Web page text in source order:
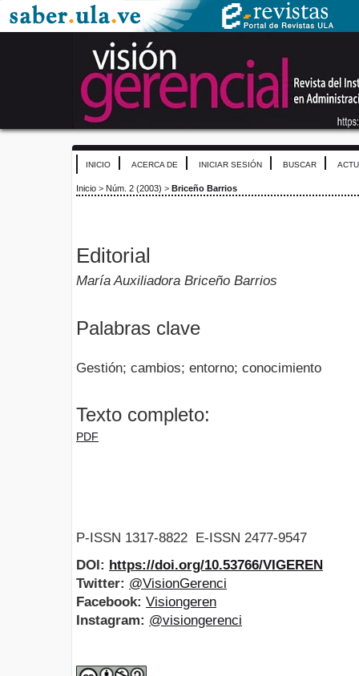
INICIO ACERCA DE INICIAR SESIÓN BUSCAR
Inicio > Núm. 2 (2003) > Briceño Barrios
Editorial
María Auxiliadora Briceño Barrios
Palabras clave
Gestión; cambios; entorno; conocimiento
Texto completo:
PDF
P-ISSN 1317-8822 E-ISSN 2477-9547
DOI: https://doi.org/10.53766/VIGEREN
Twitter: @VisionGerenci
Facebook: Visiongeren
Instagram: @visiongerenci